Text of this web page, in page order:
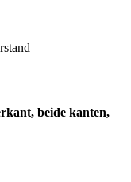
beide kanten,